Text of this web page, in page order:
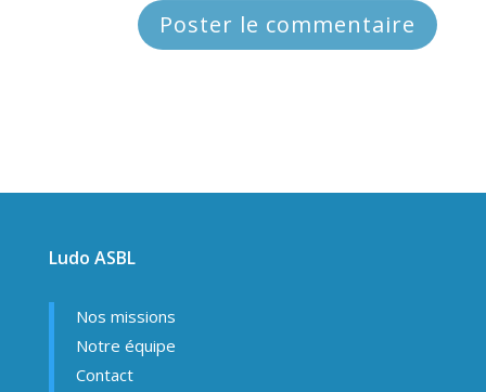
Ludo ASBL
Nos missions
Notre équipe
Contact